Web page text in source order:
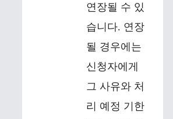
연장될 수 있
습니다. 연장
될 경우에는
신청자에게
그 사유와 처
리 예정 기한